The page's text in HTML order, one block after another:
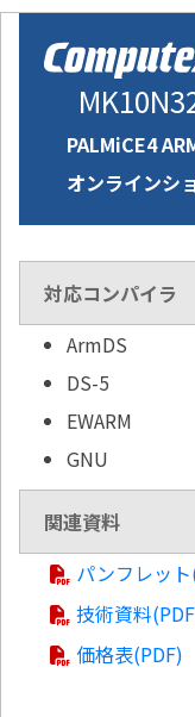
PALMiCE4
オンラインシ
対応コンパイラ
ArmDS
DS-5
EWARM
GNU
関連資料
パンフレッ
技術資料
価格表(PDF)